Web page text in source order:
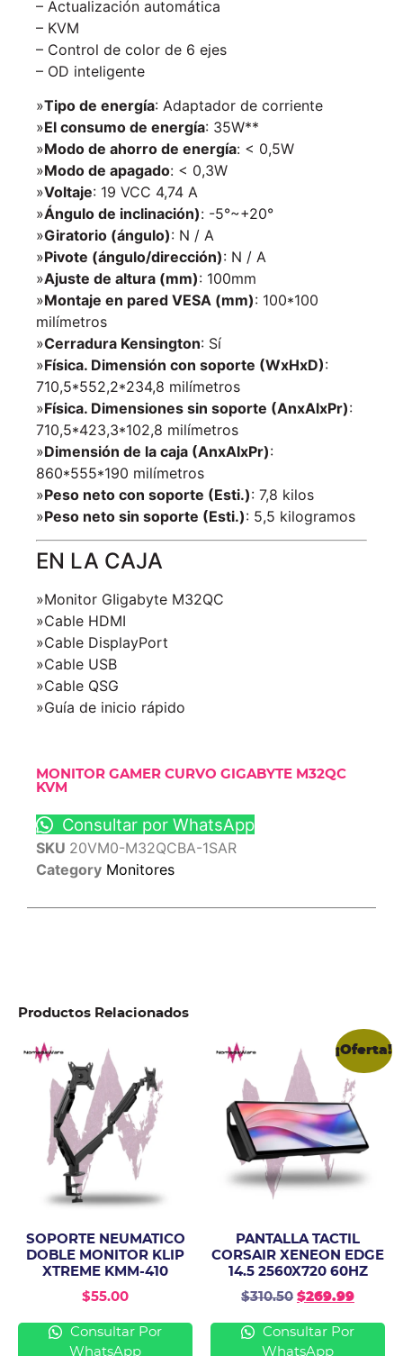
– Actualización automática
– KVM
– Control de color de 6 ejes
– OD inteligente
»Tipo de energía: Adaptador de corriente
»El consumo de energía: 35W**
»Modo de ahorro de energía: < 0,5W
»Modo de apagado: < 0,3W
»Voltaje: 19 VCC 4,74 A
»Ángulo de inclinación): -5°~+20°
»Giratorio (ángulo): N / A
»Pivote (ángulo/dirección): N / A
»Ajuste de altura (mm): 100mm
»Montaje en pared VESA (mm): 100*100
milímetros
»Cerradura Kensington: Sí
»Física. Dimensión con soporte (WxHxD):
710,5*552,2*234,8 milímetros
»Física. Dimensiones sin soporte (AnxAlxPr):
710,5*423,3*102,8 milímetros
»Dimensión de la caja (AnxAlxPr):
860*555*190 milímetros
»Peso neto con soporte (Esti.): 7,8 kilos
»Peso neto sin soporte (Esti.): 5,5 kilogramos
EN LA CAJA
»Monitor GIigabyte M32QC
»Cable HDMI
»Cable DisplayPort
»Cable USB
»Cable QSG
»Guía de inicio rápido
MONITOR GAMER CURVO GIGABYTE M32QC
KVM
Consultar por WhatsApp
SKU 20VM0-M32QCBA-1SAR
Category Monitores
Productos Relacionados
SOPORTE NEUMATICO
DOBLE MONITOR KLIP
XTREME KMM-410
$55.00
Consultar Por
WhatsApp
¡Oferta!
PANTALLA TACTIL
CORSAIR XENEON EDGE
14.5 2560X720 60HZ
$310.50 $269.99
Consultar Por
WhatsApp